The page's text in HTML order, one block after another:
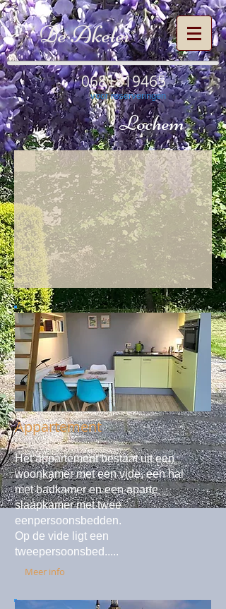
De Akelei
0681819465
voor reserveringen
Lochem
Appartement
Het appartement bestaat uit een
woonkamer met een vide, een hal
met badkamer en een aparte
slaapkamer met twee
eenpersoonsbedden.
Op de vide ligt een
tweepersoonsbed.....
Meer info